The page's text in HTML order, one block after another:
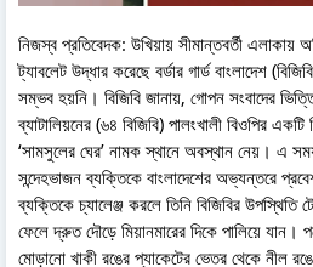
নিজস্ব প্রতিবেদক: উখিয়ায় সীমান্তবর্তী এলাকায়
ট্যাবলেট উদ্ধার করেছে বর্ডার গার্ড বাংলাদেশ
সম্ভব হয়নি। বিজিবি জানায়, গোপন সংবাদের
ব্যাটালিয়নের (৬৪ বিজিবি) পালংখালী বিওপির
‘সামসুলের ঘের’ নামক স্থানে অবস্থান নেয়। এ
সন্দেহভাজন ব্যক্তিকে বাংলাদেশের অভ্যন্তরে
ব্যক্তিকে চ্যালেঞ্জ করলে তিনি বিজিবির উপস্থিতি
ফেলে দ্রুত দৌড়ে মিয়ানমারের দিকে পালিয়ে যান।
মোড়ানো খাকী রঙের প্যাকেটের ভেতর থেকে নীল